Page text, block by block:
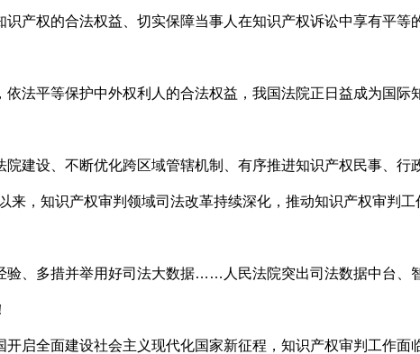
权的合法权益、切实保障当事人在知识产权诉讼中享有平等
平等保护中外权利人的合法权益，我国法院正日益成为国际
设、不断优化跨区域管辖机制、有序推进知识产权民事、行
，知识产权审判领域司法改革持续深化，推动知识产权审判工
、多措并举用好司法大数据……人民法院突出司法数据中台、
全面建设社会主义现代化国家新征程，知识产权审判工作面